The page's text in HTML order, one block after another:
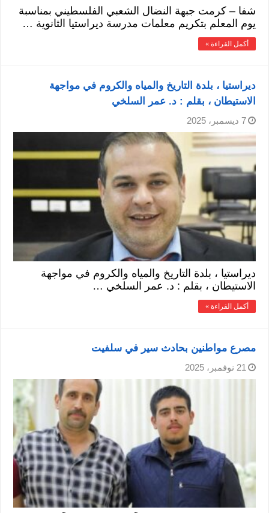
شفا – كرمت جبهة النضال الشعبي الفلسطيني بمناسبة
يوم المعلم بتكريم معلمات مدرسة ديراستيا الثانوية …
أكمل القراءة »
ديراستيا ، بلدة التاريخ والمياه والكروم في مواجهة
الاستيطان ، بقلم : د. عمر السلخي
7 ديسمبر، 2025
ديراستيا ، بلدة التاريخ والمياه والكروم في مواجهة
الاستيطان ، بقلم : د. عمر السلخي …
أكمل القراءة »
مصرع مواطنين بحادث سير في سلفيت
21 نوفمبر، 2025